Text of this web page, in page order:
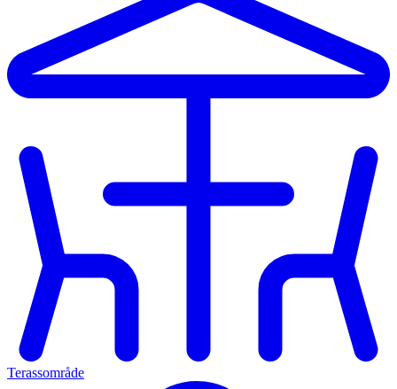
Terassområde